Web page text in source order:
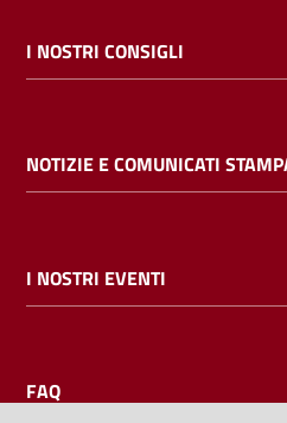
bibliotecario
I NOSTRI CONSIGLI
NOTIZIE E COMUNICATI
I NOSTRI EVENTI
FAQ